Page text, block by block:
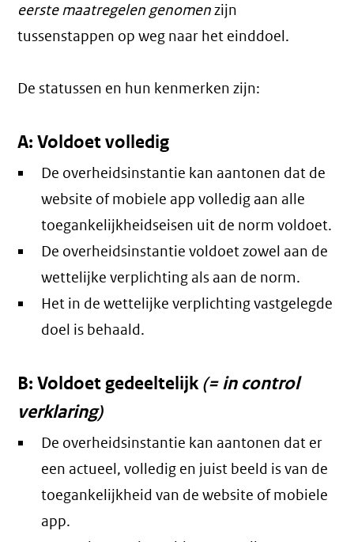
eerste maatregelen genomenzijn
tussenstappen op weg naar het einddoel.
De statussen en hun kenmerken zijn:
A: Voldoet volledig
De overheidsinstantie kan aantonen dat de
website of mobiele app volledig aan alle
toegankelijkheidseisen uit de norm voldoet.
De overheidsinstantie voldoet zowel aan de
wettelijke verplichting als aan de norm.
Het in de wettelijke verplichting vastgelegde
doel is behaald.
B: Voldoet gedeeltelijk(= in control
verklaring)
De overheidsinstantie kan aantonen dat er
een actueel, volledig en juist beeld is van de
toegankelijkheid van de website of mobiele
app.